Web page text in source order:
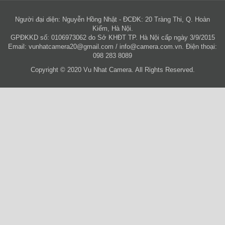
Người đại diện: Nguyễn Hồng Nhật - ĐCĐK: 20 Tràng Thi, Q. Hoàn
Kiếm, Hà Nội.
GPĐKKD số: 0106973062 do Sở KHĐT TP. Hà Nội cấp ngày 3/9/2015
Email: vunhatcamera20@gmail.com / info@camera.com.vn . Điện thoại:
098 283 8089
Copyright © 2020 Vu Nhat Camera. All Rights Reserved.